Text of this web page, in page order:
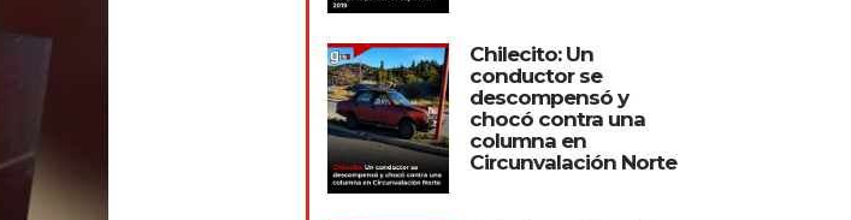
Chilecito: Un
conductor se
descompensó y
chocó contra una
columna en
Circunvalación Norte